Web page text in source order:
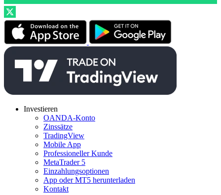
Investieren
OANDA-Konto
Zinssätze
TradingView
Mobile App
Professioneller Kunde
MetaTrader 5
Einzahlungsoptionen
App oder MT5 herunterladen
Kontakt